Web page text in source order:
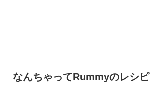
なんちゃってRummyのレシピ